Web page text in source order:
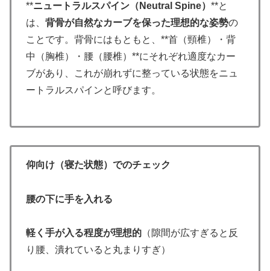
**ニュートラルスパイン（Neutral Spine） **と
は、 背骨が自然なカーブを保った理想的な姿勢の
ことです。背骨にはもともと、**首（頸椎）・背
中（胸椎）・腰（腰椎）**にそれぞれ適度なカー
ブがあり、これが崩れずに整っている状態をニュ
ートラルスパインと呼びます。
仰向け（寝た状態）でのチェック
腰の下に手を入れる
軽く手が入る程度が理想的 （隙間が広すぎると反
り腰、潰れていると丸まりすぎ）